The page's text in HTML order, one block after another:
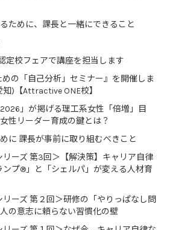
ために、課長と一緒にできること
定校フェアで講座を担当します
めの「自己分析」セミナー』を開催しま
)【Attractive ONE校】
」が掲げる理工系女性「倍増」目
性リーダー育成の鍵とは？
に 課長が事前に取り組むべきこと
リーズ 第3回＞【解決策】キャリア自律
ンプ®」と「シェルパ」が変える人材育
ーズ 第２回＞研修の「やりっぱなし問
の意志に頼らない習慣化の壁